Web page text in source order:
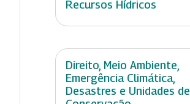
Recursos Hídricos
Direito, Meio Ambiente,
Emergência Climática,
Desastres e Unidades de